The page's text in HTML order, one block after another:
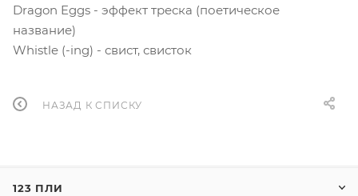
Dragon Eggs - эффект треска (поетическое
название)
Whistle (-ing) - свист, свисток
НАЗАД К СПИСКУ
123 ПЛИ